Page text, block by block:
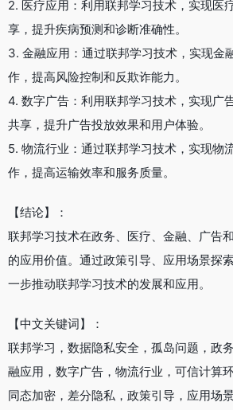
2. 医疗应用：利用联邦学习技术，实现医
享，提升疾病预测和诊断准确性。
3. 金融应用：通过联邦学习技术，实现金
作，提高风险控制和反欺诈能力。
4. 数字广告：利用联邦学习技术，实现广
共享，提升广告投放效果和用户体验。
5. 物流行业：通过联邦学习技术，实现物
作，提高运输效率和服务质量。
【结论】：
联邦学习技术在政务、医疗、金融、广告
的应用价值。通过政策引导、应用场景探
一步推动联邦学习技术的发展和应用。
【中文关键词】：
联邦学习，数据隐私安全，孤岛问题，政
融应用，数字广告，物流行业，可信计算
同态加密，差分隐私，政策引导，应用场